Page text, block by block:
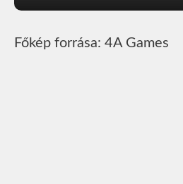
Főkép forrása: 4A Games